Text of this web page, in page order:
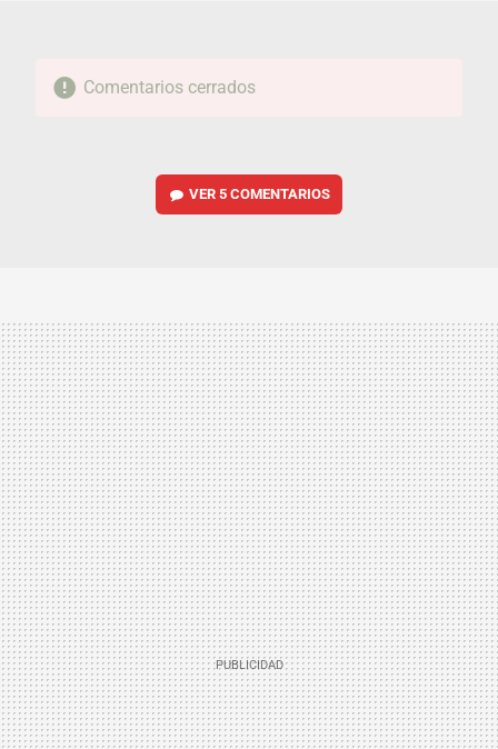
Comentarios cerrados
VER5 COMENTARIOS